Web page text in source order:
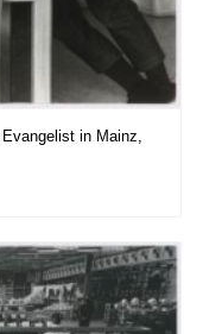
in Mainz,